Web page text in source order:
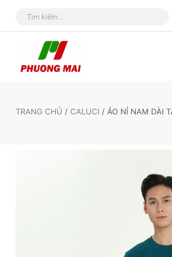
TRANG CHỦ / CALUCI / ÁO NỈ NAM DÀI